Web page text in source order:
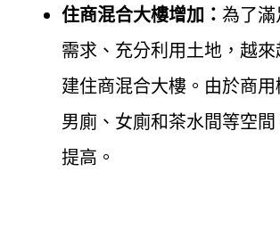
住商混合大樓增加：為了
需求、充分利用土地，越
建住商混合大樓。由於商
男廁、女廁和茶水間等空
提高。